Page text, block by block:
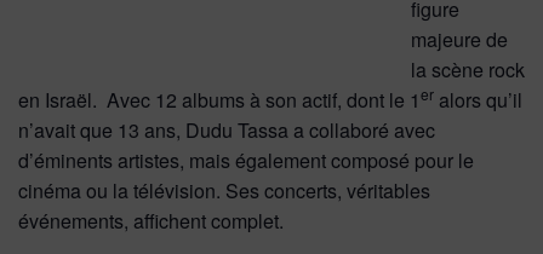
figure
majeure de
la scène rock
en Israël. Avec 12 albums à son actif, dont le 1er alors qu’il
n’avait que 13 ans, Dudu Tassa a collaboré avec
d’éminents artistes, mais également composé pour le
cinéma ou la télévision. Ses concerts, véritables
événements, affichent complet.